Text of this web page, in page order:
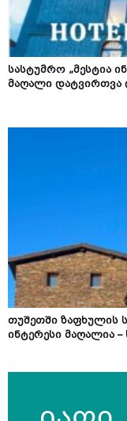
სასტუმრო „მესტია
მაღალი დატვირთვა
თუშეთში ზაფხულის
ინტერესი მაღალია